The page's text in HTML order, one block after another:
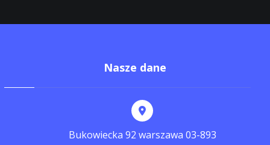
Nasze dane
Bukowiecka 92 warszawa 03-893